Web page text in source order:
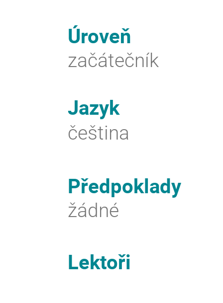
Úroveň
začátečník
Jazyk
čeština
Předpoklady
žádné
Lektoři